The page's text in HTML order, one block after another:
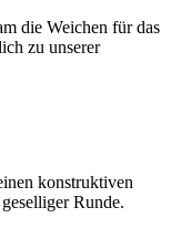
die Weichen für das
zu unserer
konstruktiven
Runde.